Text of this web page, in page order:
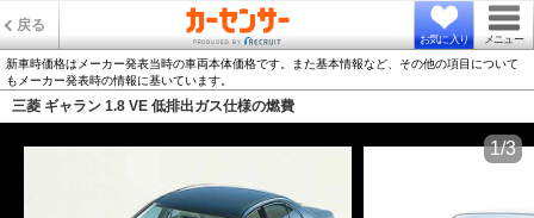
戻る
お気に入り メニュー
新車時価格はメーカー発表当時の車両本体価格です。また基本情報など、その他の項目について
もメーカー発表時の情報に基いています。
三菱 ギャラン 1.8 VE 低排出ガス仕様の燃費
1/3